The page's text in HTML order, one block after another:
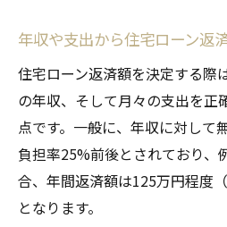
年収や支出から住宅ローン返
住宅ローン返済額を決定する際
の年収、そして月々の支出を正
点です。一般に、年収に対して
負担率25%前後とされており、
合、年間返済額は125万円程度
となります。